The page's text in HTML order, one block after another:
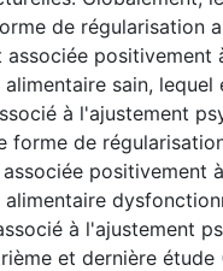
de régularisation
positivement
sain, lequel
à l'ajustement
forme de
positivement
à l'ajustement
et dernière